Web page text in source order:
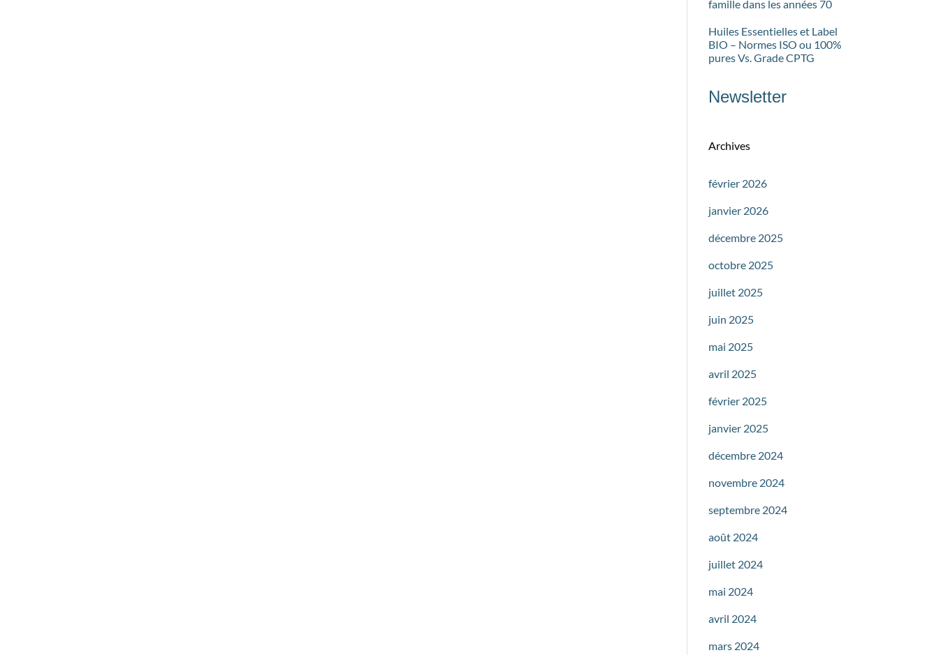
famille dans les années 70
Huiles Essentielles et Label
BIO – Normes ISO ou 100%
pures Vs. Grade CPTG
Newsletter
Archives
février 2026
janvier 2026
décembre 2025
octobre 2025
juillet 2025
juin 2025
mai 2025
avril 2025
février 2025
janvier 2025
décembre 2024
novembre 2024
septembre 2024
août 2024
juillet 2024
mai 2024
avril 2024
mars 2024